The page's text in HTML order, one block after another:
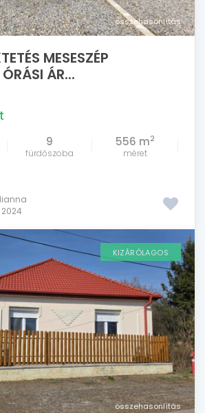
összehasonlítás
MESESZÉP
ÁR...
9
fürdőszoba
556 m2
méret
összehasonlítás
KIZÁRÓLAGOS